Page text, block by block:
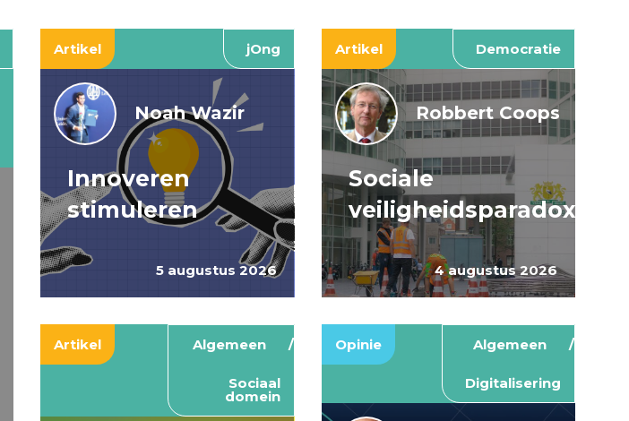
Artikel jOng
5 augustus 2026
Noah Wazir
Innoveren
stimuleren
Artikel Democratie
4 augustus 2026
Robbert Coops
Sociale
veiligheidsparadox
Artikel Algemeen
Sociaal
domein
Opinie Algemeen
Digitalisering